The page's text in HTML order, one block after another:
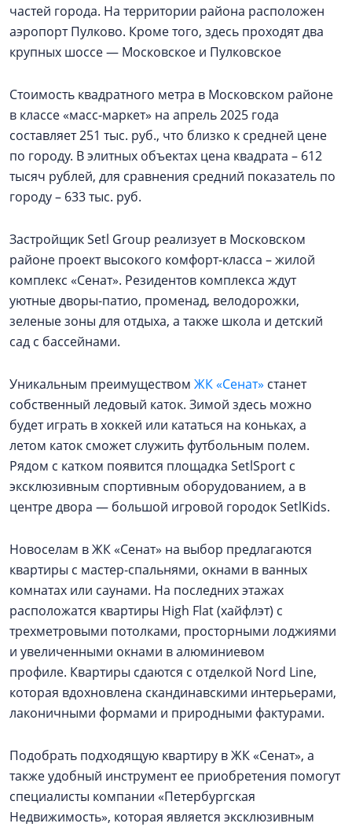
частей города. На территории района расположен
аэропорт Пулково. Кроме того, здесь проходят два
крупных шоссе — Московское и Пулковское
Стоимость квадратного метра в Московском районе
в классе «масс-маркет» на апрель 2025 года
составляет 251 тыс. руб., что близко к средней цене
по городу. В элитных объектах цена квадрата – 612
тысяч рублей, для сравнения средний показатель по
городу – 633 тыс. руб.
Застройщик Setl Group реализует в Московском
районе проект высокого комфорт-класса – жилой
комплекс «Сенат». Резидентов комплекса ждут
уютные дворы-патио, променад, велодорожки,
зеленые зоны для отдыха, а также школа и детский
сад с бассейнами.
Уникальным преимуществом ЖК «Сенат» станет
собственный ледовый каток. Зимой здесь можно
будет играть в хоккей или кататься на коньках, а
летом каток сможет служить футбольным полем.
Рядом с катком появится площадка SetlSport с
эксклюзивным спортивным оборудованием, а в
центре двора — большой игровой городок SetlKids.
Новоселам в ЖК «Сенат» на выбор предлагаются
квартиры с мастер-спальнями, окнами в ванных
комнатах или саунами. На последних этажах
расположатся квартиры High Flat (хайфлэт) с
трехметровыми потолками, просторными лоджиями
и увеличенными окнами в алюминиевом
профиле. Квартиры сдаются с отделкой Nord Line,
которая вдохновлена скандинавскими интерьерами,
лаконичными формами и природными фактурами.
Подобрать подходящую квартиру в ЖК «Сенат», а
также удобный инструмент ее приобретения помогут
специалисты компании «Петербургская
Недвижимость», которая является эксклюзивным